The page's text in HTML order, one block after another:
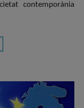
contemporània